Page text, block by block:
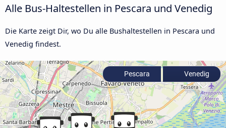
Alle Bus-Haltestellen in Pescara und Venedig
Die Karte zeigt Dir, wo Du alle Bushaltestellen in Pescara und
Venedig findest.
Pescara Venedig